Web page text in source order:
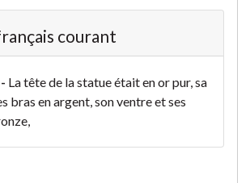
courant
- La tête de la statue était en or pur, sa
bras en argent, son ventre et ses